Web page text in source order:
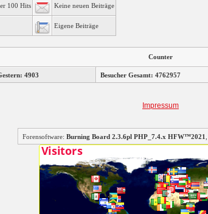
100 Hits Keine neuen Beiträge
Eigene Beiträge
Counter
4903 Besucher Gesamt: 4762957
Impressum
Forensoftware: Burning Board 2.3.6pl PHP_7.4.x HFW™2021